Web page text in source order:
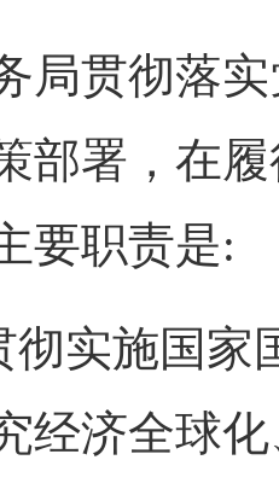
贯彻落实
部署，在
要职责是:
施国家国
经济全球